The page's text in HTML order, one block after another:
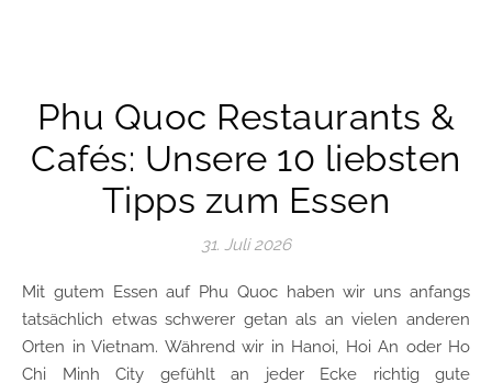
Phu Quoc Restaurants &
Cafés: Unsere 10 liebsten
Tipps zum Essen
31. Juli 2026
Mit gutem Essen auf Phu Quoc haben wir uns anfangs
tatsächlich etwas schwerer getan als an vielen anderen
Orten in Vietnam. Während wir in Hanoi, Hoi An oder Ho
Chi Minh City gefühlt an jeder Ecke richtig gute